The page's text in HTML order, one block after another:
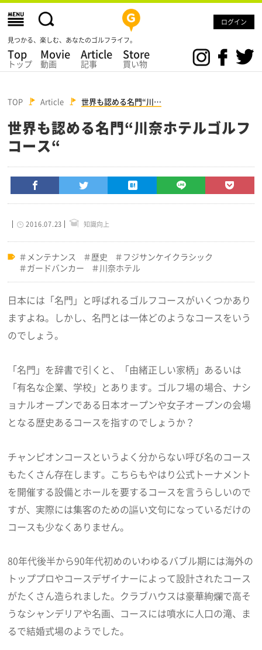
ログイン
見つかる、楽しむ、あなたのゴルフライフ。
Top
トップ
Movie
動画
Article
記事
Store
買い物
TOP Article 世界も認める名門“川…
世界も認める名門“川奈ホテルゴルフ
コース“
2016.07.23 知識向上
メンテナンス 歴史
フジサンケイクラシック
ガードバンカー
川奈ホテル
日本には「名門」と呼ばれるゴルフコースがいくつかあり
ますよね。しかし、名門とは一体どのようなコースをいう
のでしょう。
「名門」を辞書で引くと、「由緒正しい家柄」あるいは
「有名な企業、学校」とあります。ゴルフ場の場合、ナシ
ョナルオープンである日本オープンや女子オープンの会場
となる歴史あるコースを指すのでしょうか？
チャンピオンコースというよく分からない呼び名のコース
もたくさん存在します。こちらもやはり公式トーナメント
を開催する設備とホールを要するコースを言うらしいので
すが、実際には集客のための謳い文句になっているだけの
コースも少なくありません。
80年代後半から90年代初めのいわゆるバブル期には海外の
トッププロやコースデザイナーによって設計されたコース
がたくさん造られました。クラブハウスは豪華絢爛で高そ
うなシャンデリアや名画、コースには噴水に人口の滝、ま
るで結婚式場のようでした。